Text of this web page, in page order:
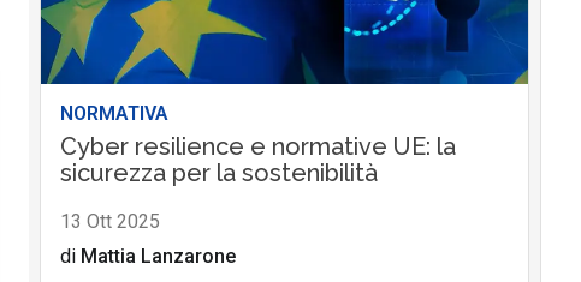
NORMATIVA
Cyber resilience e normative UE: la
sicurezza per la sostenibilità
13 Ott 2025
di Mattia Lanzarone